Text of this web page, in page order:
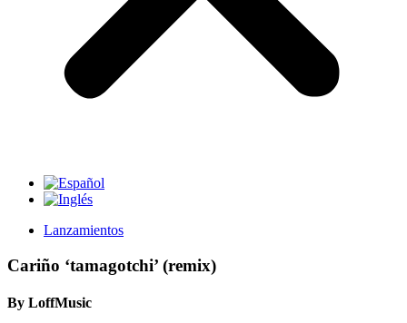
Lanzamientos
Cariño ‘tamagotchi’ (remix)
By LoffMusic